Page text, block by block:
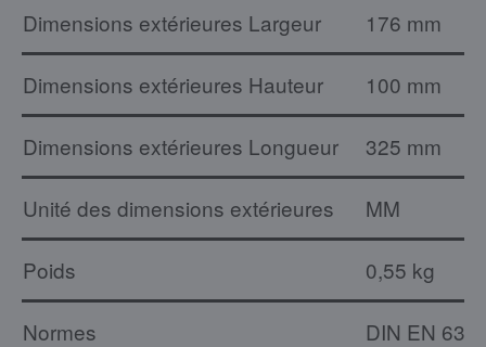
Dimensions extérieures Largeur 176 mm
Dimensions extérieures Hauteur 100 mm
Dimensions extérieures Longueur 325 mm
Unité des dimensions extérieures MM
Poids 0,55 kg
Normes DIN EN 631